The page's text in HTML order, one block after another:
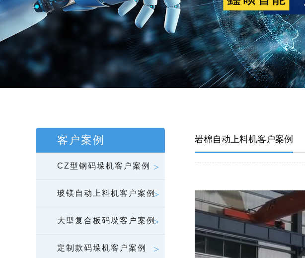
客户案例
CZ型钢码垛机客户案例
玻镁自动上料机客户案例
大型复合板码垛客户案例
定制款码垛机客户案例
岩棉自动上料机客户案例